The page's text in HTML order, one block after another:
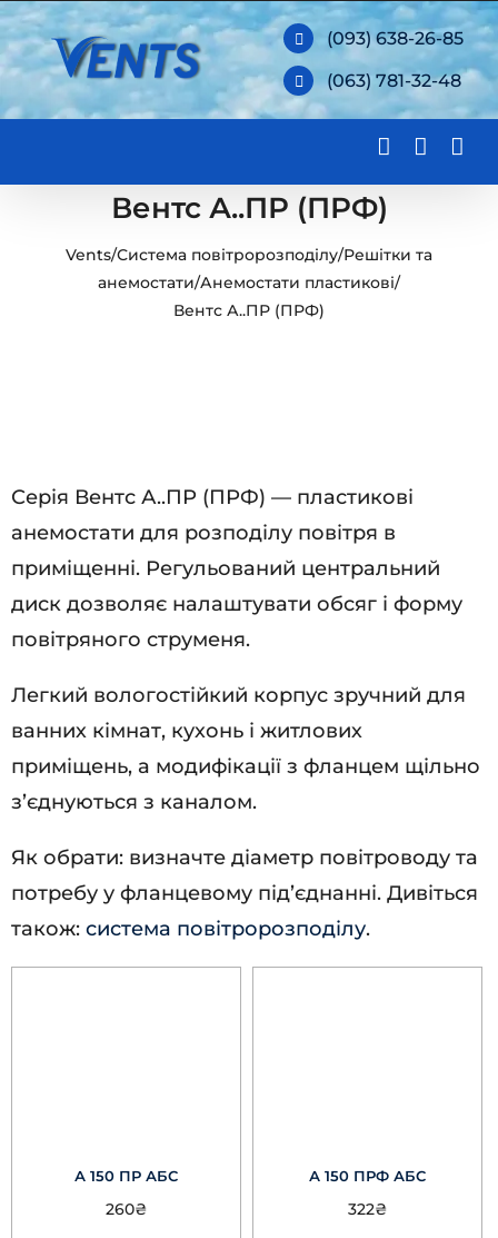
Skip
to
content
(093) 638-26-85
(063) 781-32-48
Вентс А..ПР (ПРФ)
Vents/Система повітророзподілу/Решітки та
анемостати/Анемостати пластикові/
Вентс А..ПР (ПРФ)
Серія Вентс А..ПР (ПРФ) — пластикові
анемостати для розподілу повітря в
приміщенні. Регульований центральний
диск дозволяє налаштувати обсяг і форму
повітряного струменя.
Легкий вологостійкий корпус зручний для
ванних кімнат, кухонь і житлових
приміщень, а модифікації з фланцем щільно
з’єднуються з каналом.
Як обрати: визначте діаметр повітроводу та
потребу у фланцевому під’єднанні. Дивіться
також: система повітророзподілу.
А 150 ПР АБС
260₴
А 150 ПРФ АБС
322₴